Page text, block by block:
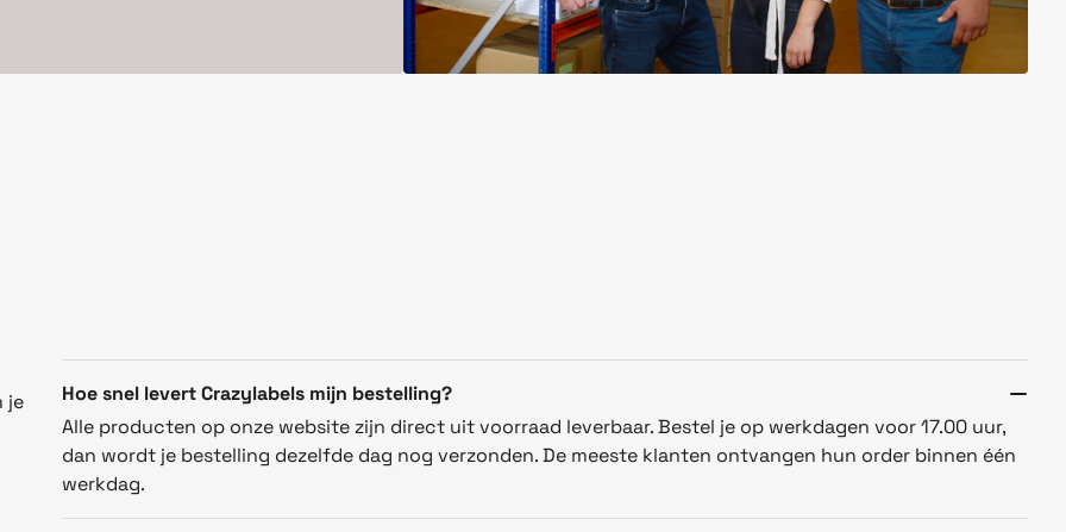
je
Hoe snel levert Crazylabels mijn bestelling?
Alle producten op onze website zijn direct uit voorraad leverbaar. Bestel je op werkdagen voor 17.00 uur,
dan wordt je bestelling dezelfde dag nog verzonden. De meeste klanten ontvangen hun order binnen één
werkdag.